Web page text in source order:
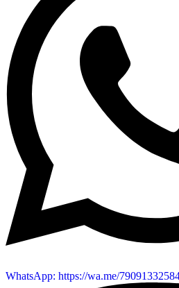
WhatsApp: https://wa.me/